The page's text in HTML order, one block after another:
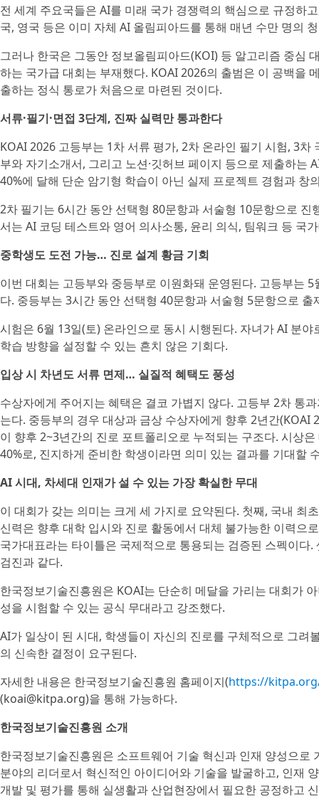
전 세계 주요국들은 AI를 미래 국가 경쟁력의 핵심으로 규정하
국, 영국 등은 이미 자체 AI 올림피아드를 통해 매년 수만 명의
그러나 한국은 그동안 정보올림피아드(KOI) 등 알고리즘 중심
하는 국가급 대회는 부재했다. KOAI 2026의 출범은 이 공백을
출하는 정식 통로가 처음으로 마련된 것이다.
서류·필기·면접 3단계, 진짜 실력만 통과한다
KOAI 2026 고등부는 1차 서류 평가, 2차 온라인 필기 시험, 3
부와 자기소개서, 그리고 노션·깃허브 페이지 등으로 제출하
40%에 달해 단순 암기형 학습이 아닌 실제 프로젝트 경험과 창
2차 필기는 6시간 동안 선택형 80문항과 서술형 10문항으로
서는 AI 코딩 테스트와 영어 의사소통, 윤리 의식, 팀워크 등 국
중학생도 도전 가능… 진로 설계 황금 기회
이번 대회는 고등부와 중등부로 이원화돼 운영된다. 고등부는
다. 중등부는 3시간 동안 선택형 40문항과 서술형 5문항으로
시험은 6월 13일(토) 온라인으로 동시 시행된다. 자녀가 AI 분
학습 방향을 설정할 수 있는 흔치 않은 기회다.
입상 시 차년도 서류 면제… 실질적 혜택도 풍성
수상자에게 주어지는 혜택은 결코 가볍지 않다. 고등부 2차 통
는다. 중등부의 경우 대상과 금상 수상자에게 향후 2년간
이 향후 2~3년간의 진로 포트폴리오로 누적되는 구조다. 시상
40%로, 진지하게 준비한 학생이라면 의미 있는 결과를 기대할
AI 시대, 차세대 인재가 설 수 있는 가장 확실한 무대
이 대회가 갖는 의미는 크게 세 가지로 요약된다. 첫째, 국내
신력은 향후 대학 입시와 진로 활동에서 대체 불가능한 이력으
국가대표라는 타이틀은 국제적으로 통용되는 검증된 스펙이
검진과 같다.
한국정보기술진흥원은 KOAI는 단순히 메달을 가리는 대회가
성을 시험할 수 있는 공식 무대라고 강조했다.
AI가 일상이 된 시대, 학생들이 자신의 진로를 구체적으로 그
의 신속한 결정이 요구된다.
자세한 내용은 한국정보기술진흥원 홈페이지(https://
(koai@kitpa.org)을 통해 가능하다.
한국정보기술진흥원 소개
한국정보기술진흥원은 소프트웨어 기술 혁신과 인재 양성으
분야의 리더로서 혁신적인 아이디어와 기술을 발굴하고, 인재
개발 및 평가를 통해 실생활과 산업현장에서 필요한 공정하고